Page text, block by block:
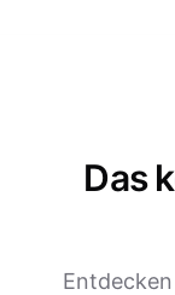
Das